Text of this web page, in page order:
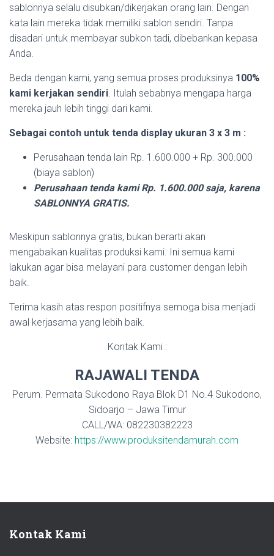
sablonnya selalu disubkan/dikerjakan orang lain. Dengan
kata lain mereka tidak memiliki sablon sendiri. Tanpa
disadari untuk membayar subkon tadi, dibebankan kepasa
Anda.
Beda dengan kami, yang semua proses produksinya 100%
kami kerjakan sendiri. Itulah sebabnya mengapa harga
mereka jauh lebih tinggi dari kami.
Sebagai contoh untuk tenda display ukuran 3 x 3 m :
Perusahaan tenda lain Rp. 1.600.000 + Rp. 300.000
(biaya sablon)
Perusahaan tenda kami Rp. 1.600.000 saja, karena
SABLONNYA GRATIS.
Meskipun sablonnya gratis, bukan berarti akan
mengabaikan kualitas produksi kami. Ini semua kami
lakukan agar bisa melayani para customer dengan lebih
baik.
Terima kasih atas respon positifnya semoga bisa menjadi
awal kerjasama yang lebih baik.
Kontak Kami :
RAJAWALI TENDA
Perum. Permata Sukodono Raya Blok D1 No.4 Sukodono,
Sidoarjo – Jawa Timur
CALL/WA: 082230382223
Website: https://www.produksitendamurah.com
Kontak Kami